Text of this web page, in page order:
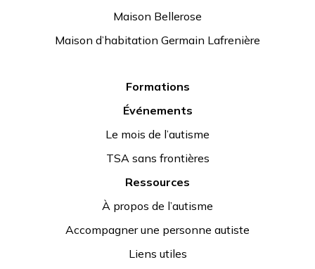
Maison Bellerose
Maison d’habitation Germain Lafrenière
Formations
Événements
Le mois de l’autisme
TSA sans frontières
Ressources
À propos de l’autisme
Accompagner une personne autiste
Liens utiles